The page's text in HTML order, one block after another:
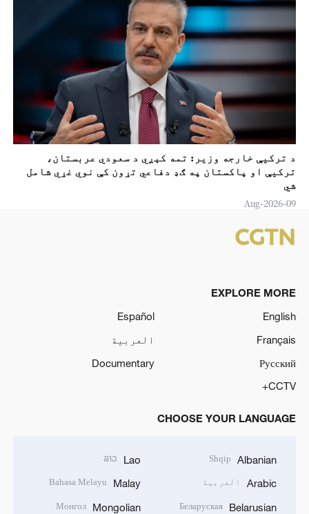
د ترکيې خارجه وزير: تمه کېږي د سعودي عربستان،
ترکيې او پاکستان په ګډ دفاعي تړون کې نوي غړي شامل
شي
09-Aug-2026
EXPLORE MORE
English
Español
Français
العربية
Русский
Documentary
CCTV+
CHOOSE YOUR LANGUAGE
Albanian
Shqip
Arabic العربية
Belarusian
Беларуская
Lao
ລາວ
Malay
Bahasa Melayu
Mongolian
Монгол